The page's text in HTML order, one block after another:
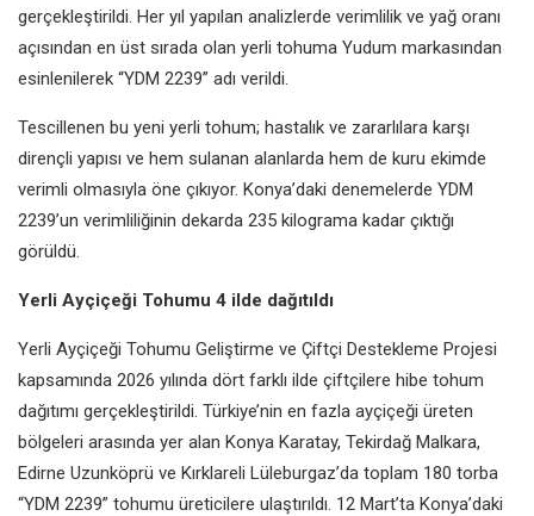
gerçekleştirildi. Her yıl yapılan analizlerde verimlilik ve yağ oranı
açısından en üst sırada olan yerli tohuma Yudum markasından
esinlenilerek “YDM 2239” adı verildi.
Tescillenen bu yeni yerli tohum; hastalık ve zararlılara karşı
dirençli yapısı ve hem sulanan alanlarda hem de kuru ekimde
verimli olmasıyla öne çıkıyor. Konya’daki denemelerde YDM
2239’un verimliliğinin dekarda 235 kilograma kadar çıktığı
görüldü.
Yerli Ayçiçeği Tohumu 4 ilde dağıtıldı
Yerli Ayçiçeği Tohumu Geliştirme ve Çiftçi Destekleme Projesi
kapsamında 2026 yılında dört farklı ilde çiftçilere hibe tohum
dağıtımı gerçekleştirildi. Türkiye’nin en fazla ayçiçeği üreten
bölgeleri arasında yer alan Konya Karatay, Tekirdağ Malkara,
Edirne Uzunköprü ve Kırklareli Lüleburgaz’da toplam 180 torba
“YDM 2239” tohumu üreticilere ulaştırıldı. 12 Mart’ta Konya’daki